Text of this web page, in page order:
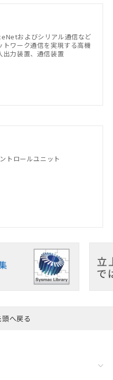
およびシリアル通信など
トワーク通信を実現する高機
出力装置、通信装置
トロールユニット
へ戻る